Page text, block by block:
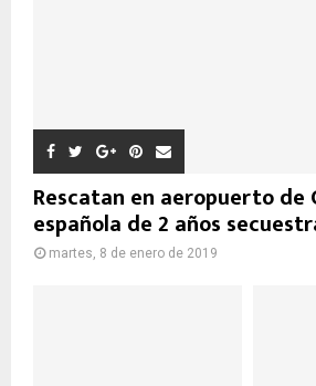
Rescatan en aeropuerto de
española de 2 años
martes, 8 de enero de 2019